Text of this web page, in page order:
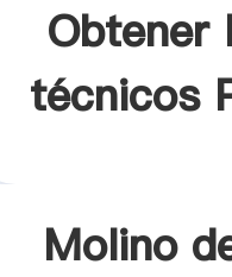
Obtener
técnicos
Molino